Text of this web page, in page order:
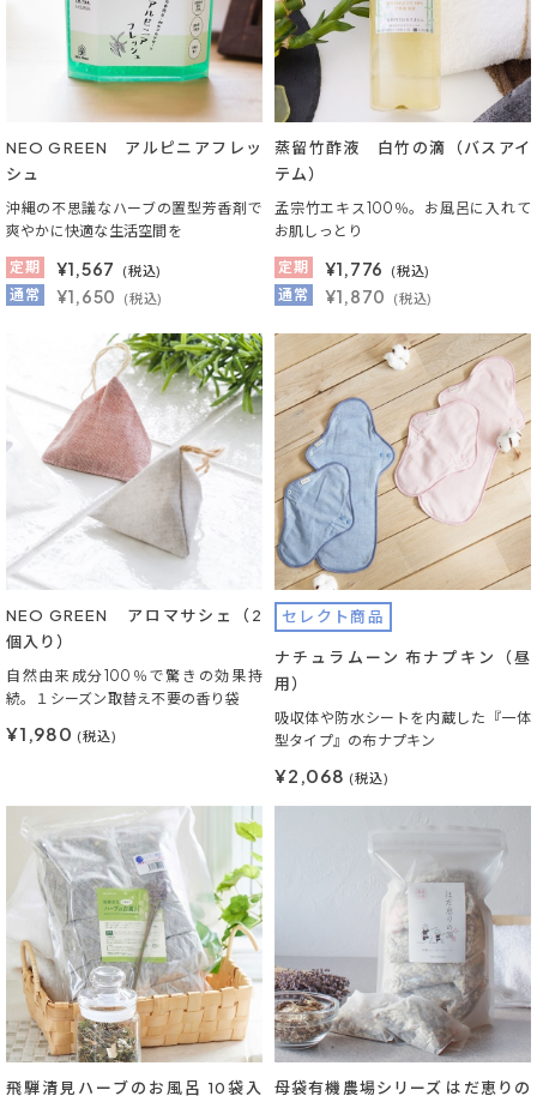
NEO GREEN アルピニアフレッ
シュ
沖縄の不思議なハーブの置型芳香剤で
爽やかに快適な生活空間を
定期
¥1,567 (税込)
通常 ¥1,650 (税込)
蒸留竹酢液 白竹の滴（バスアイ
テム）
孟宗竹エキス100％。お風呂に入れて
お肌しっとり
定期
¥1,776 (税込)
通常 ¥1,870 (税込)
NEO GREEN アロマサシェ（2
個入り）
自然由来成分100％で驚きの効果持
続。１シーズン取替え不要の香り袋
¥1,980 (税込)
セレクト商品
ナチュラムーン 布ナプキン（昼
用）
吸収体や防水シートを内蔵した『一体
型タイプ』の布ナプキン
¥2,068 (税込)
飛騨清見ハーブのお風呂 10袋入
母袋有機農場シリーズ はだ恵りの